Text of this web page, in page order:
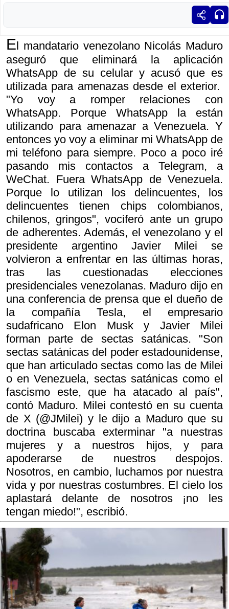
El mandatario venezolano Nicolás Maduro
aseguró que eliminará la aplicación
WhatsApp de su celular y acusó que es
utilizada para amenazas desde el exterior.
"Yo voy a romper relaciones con
WhatsApp. Porque WhatsApp la están
utilizando para amenazar a Venezuela. Y
entonces yo voy a eliminar mi WhatsApp de
mi teléfono para siempre. Poco a poco iré
pasando mis contactos a Telegram, a
WeChat. Fuera WhatsApp de Venezuela.
Porque lo utilizan los delincuentes, los
delincuentes tienen chips colombianos,
chilenos, gringos", vociferó ante un grupo
de adherentes. Además, el venezolano y el
presidente argentino Javier Milei se
volvieron a enfrentar en las últimas horas,
tras las cuestionadas elecciones
presidenciales venezolanas. Maduro dijo en
una conferencia de prensa que el dueño de
la compañía Tesla, el empresario
sudafricano Elon Musk y Javier Milei
forman parte de sectas satánicas. "Son
sectas satánicas del poder estadounidense,
que han articulado sectas como las de Milei
o en Venezuela, sectas satánicas como el
fascismo este, que ha atacado al país",
contó Maduro. Milei contestó en su cuenta
de X (@JMilei) y le dijo a Maduro que su
doctrina buscaba exterminar "a nuestras
mujeres y a nuestros hijos, y para
apoderarse de nuestros despojos.
Nosotros, en cambio, luchamos por nuestra
vida y por nuestras costumbres. El cielo los
aplastará delante de nosotros ¡no les
tengan miedo!", escribió.